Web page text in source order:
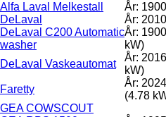
Alfa Laval Melkestall År: 1900
DeLaval
År: 2010
DeLaval C200 Automatic
washer
År:
kW)
DeLaval Vaskeautomat
År:
kW)
Faretty
År:
(4.78
GEA COWSCOUT